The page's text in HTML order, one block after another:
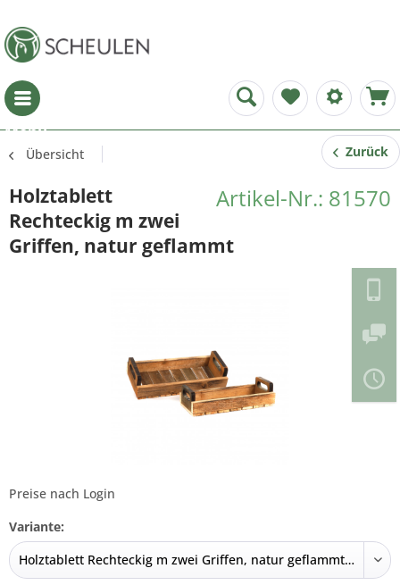
Menü
Übersicht Zurück
Artikel-Nr.: 81570
Holztablett
Rechteckig m zwei
Griffen, natur geflammt
Preise nach Login
Variante: